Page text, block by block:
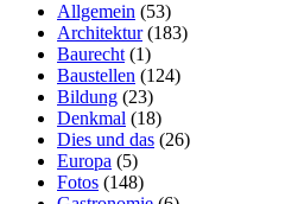
Allgemein (53)
Architektur(183)
Baurecht (1)
Baustellen (124)
Bildung (23)
Denkmal (18)
Dies und das (26)
Europa (5)
Fotos (148)